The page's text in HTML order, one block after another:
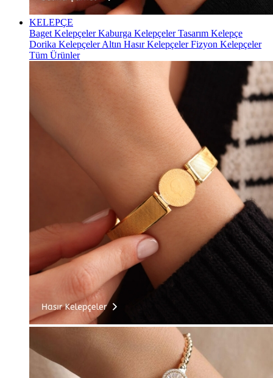
KELEPÇE
Baget KelepçelerKaburga KelepçelerTasarım Kelepçe
Dorika KelepçelerAltın Hasır KelepçelerFizyon Kelepçeler
Tüm Ürünler